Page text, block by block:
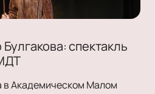
спектакль
в Академическом Малом